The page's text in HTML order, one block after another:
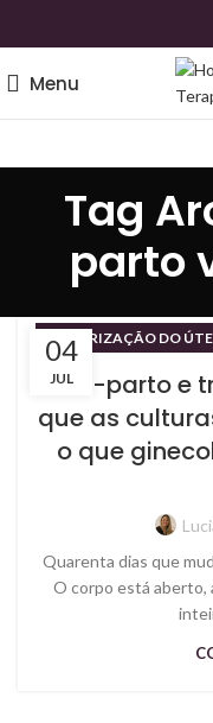
Menu
Tag
parto
04
JUL
VAPORIZAÇÃO DO
Pós-parto e
que as
o que
Quarenta dias que
O corpo está aberto,